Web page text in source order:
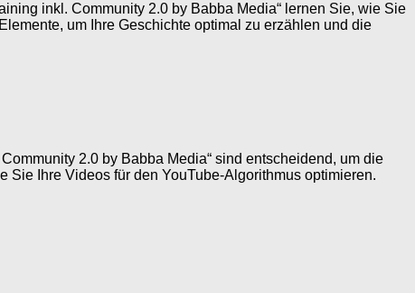
inkl. Community 2.0 by Babba Media“ lernen Sie, wie Sie
um Ihre Geschichte optimal zu erzählen und die
2.0 by Babba Media“ sind entscheidend, um die
Ihre Videos für den YouTube-Algorithmus optimieren.